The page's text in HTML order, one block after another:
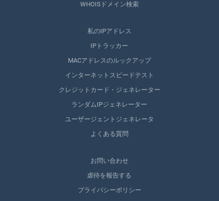
WHOISドメイン検索
私のIPアドレス
IPトラッカー
MACアドレスのルックアップ
インターネットスピードテスト
クレジットカード・ジェネレーター
ランダムIPジェネレーター
ユーザージェントジェネレータ
よくある質問
お問い合わせ
虐待を報告する
プライバシーポリシー